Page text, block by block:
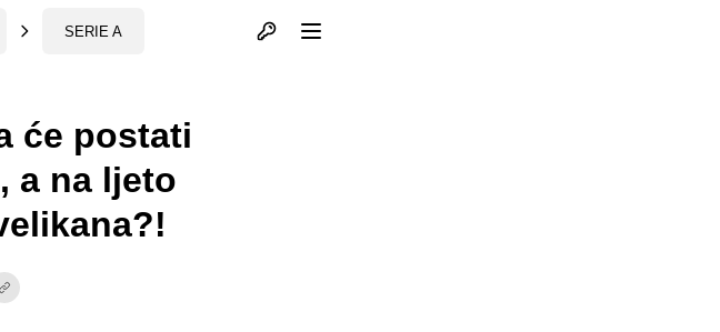
SERIE A Otvori profil
će postati
a na ljeto